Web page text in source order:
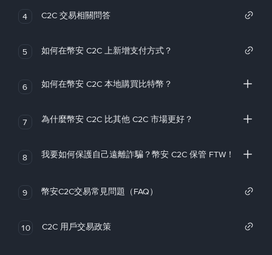
4 C2C 交易相關問答
5 如何在幣安 C2C 上新增支付方式？
6 如何在幣安 C2C 本地購買比特幣？
7 為什麼幣安 C2C 比其他 C2C 市場更好？
8 我要如何保護自己遠離詐騙？幣安 C2C 保管 FTW！
9 幣安C2C交易常見問題（FAQ）
10 C2C 用戶交易政策